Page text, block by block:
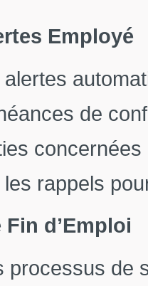
Employé
de
rappels
d’Emploi
processus de